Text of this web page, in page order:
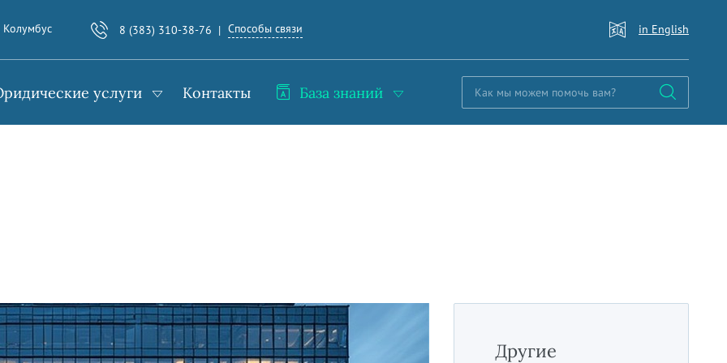
Колумбус 8 (383) 310-38-76 Способы связи in English
услуги Контакты База знаний
Другие